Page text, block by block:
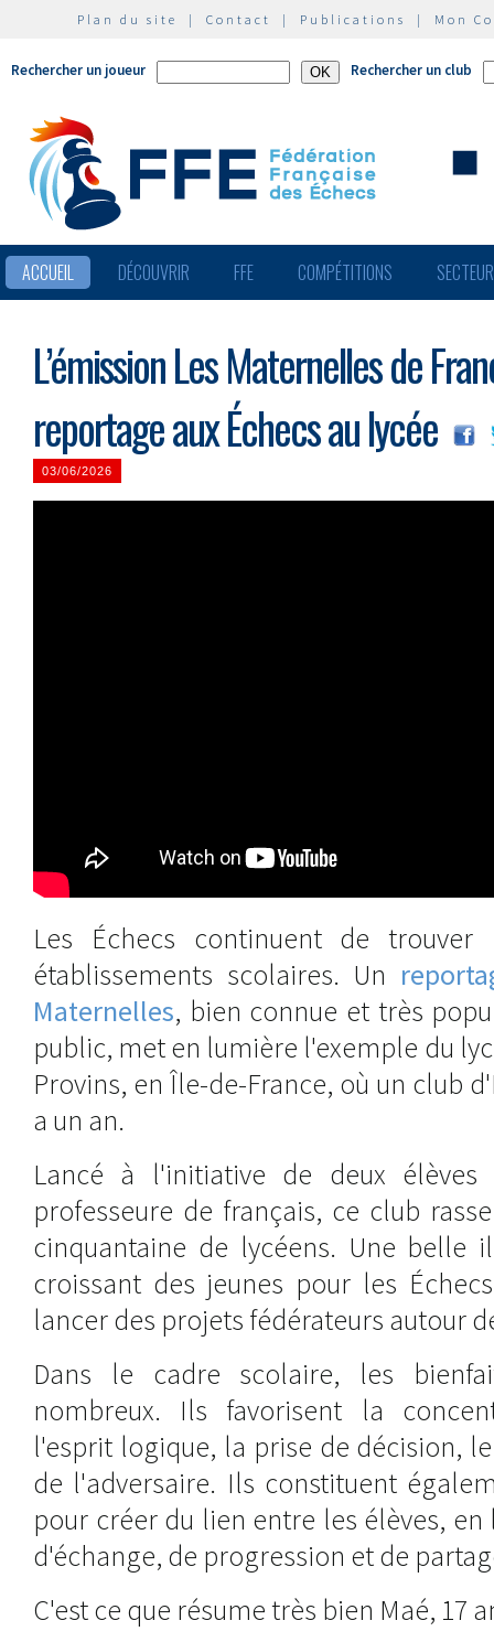
Plan du site | Contact | Publications | Mon
Rechercher un joueur Rechercher un club
ACCUEIL DÉCOUVRIR FFE COMPÉTITIONS
L’émission Les Maternelles de
reportage aux Échecs au lycée
03/06/2026
Les Échecs continuent de
établissements scolaires. Un
Maternelles, bien connue et très
public, met en lumière l'exemple du
Provins, en Île-de-France, où un club
a un an.
Lancé à l'initiative de deux élèves
professeure de français, ce club
cinquantaine de lycéens. Une belle
croissant des jeunes pour les
lancer des projets fédérateurs autour
Dans le cadre scolaire, les
nombreux. Ils favorisent la
l'esprit logique, la prise de décision,
de l'adversaire. Ils constituent
pour créer du lien entre les élèves,
d'échange, de progression et de
C'est ce que résume très bien Maé, 17